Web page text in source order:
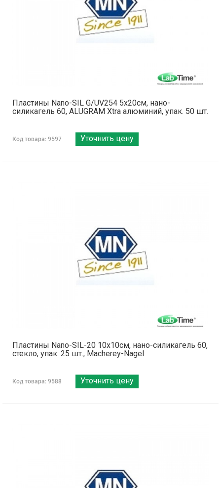
Пластины Nano-SIL G/UV254 5x20см, нано-
силикагель 60, ALUGRAM Xtra алюминий, упак. 50 шт.
Код товара: 9597 Уточнить цену
Пластины Nano-SIL-20 10x10см, нано-силикагель 60,
стекло, упак. 25 шт., Macherey-Nagel
Код товара: 9588 Уточнить цену